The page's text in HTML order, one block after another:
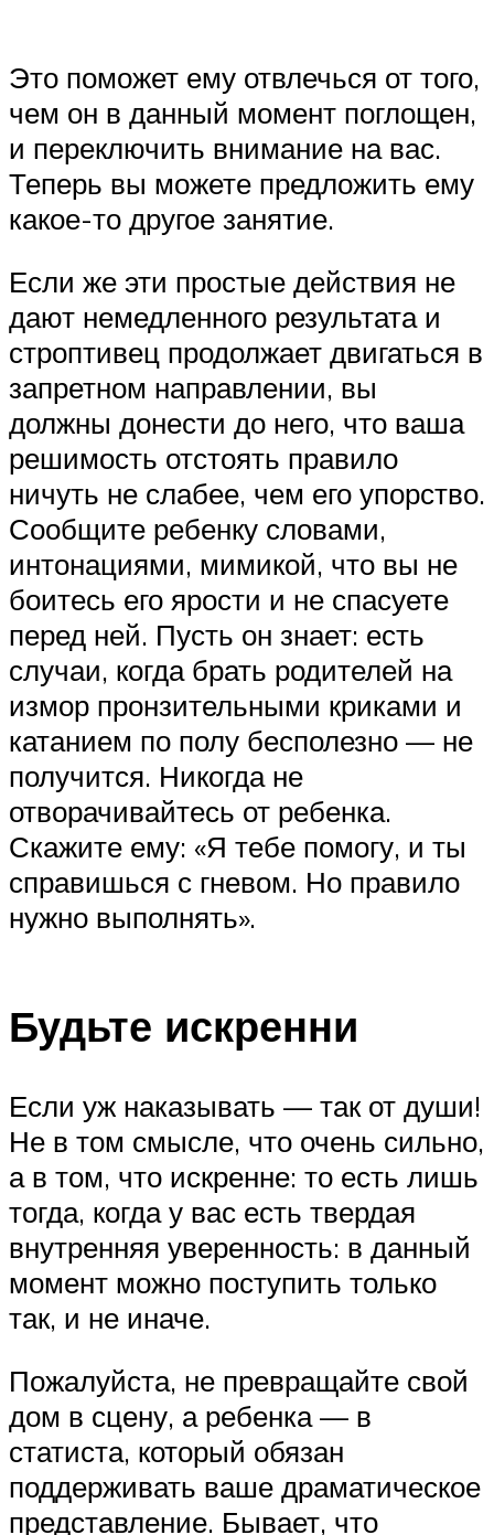
Это поможет ему отвлечься от того,
чем он в данный момент поглощен,
и переключить внимание на вас.
Теперь вы можете предложить ему
какое-то другое занятие.
Если же эти простые действия не
дают немедленного результата и
строптивец продолжает двигаться в
запретном направлении, вы
должны донести до него, что ваша
решимость отстоять правило
ничуть не слабее, чем его упорство.
Сообщите ребенку словами,
интонациями, мимикой, что вы не
боитесь его ярости и не спасуете
перед ней. Пусть он знает: есть
случаи, когда брать родителей на
измор пронзительными криками и
катанием по полу бесполезно — не
получится. Никогда не
отворачивайтесь от ребенка.
Скажите ему: «Я тебе помогу, и ты
справишься с гневом. Но правило
нужно выполнять».
Будьте искренни
Если уж наказывать — так от души!
Не в том смысле, что очень сильно,
а в том, что искренне: то есть лишь
тогда, когда у вас есть твердая
внутренняя уверенность: в данный
момент можно поступить только
так, и не иначе.
Пожалуйста, не превращайте свой
дом в сцену, а ребенка — в
статиста, который обязан
поддерживать ваше драматическое
представление. Бывает, что